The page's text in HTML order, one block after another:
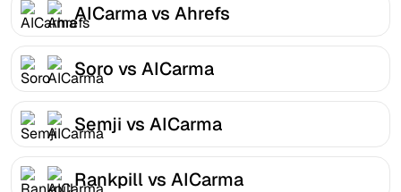
AICarma vs Ahrefs
Soro vs AICarma
Semji vs AICarma
Rankpill vs AICarma